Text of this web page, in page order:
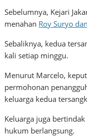
Sebelumnya, Kejari
menahan Roy Suryo
Sebaliknya, kedua
kali setiap minggu.
Menurut Marcelo,
permohonan
keluarga kedua
Keluarga juga
hukum berlangsung.